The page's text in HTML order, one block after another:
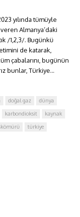
yılında tümüyle
Almanya’daki
/1,2,3/. Bugünkü
de katarak,
çabalarını, bugünün
bunlar, Türkiye...
doğal gaz
dünya
karbondioksit
kaynak
türkiye